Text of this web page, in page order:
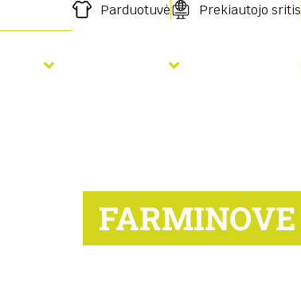
Parduotuvė Prekiautojo sritis
FARMINOVE